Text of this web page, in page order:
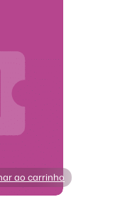
ao carrinho